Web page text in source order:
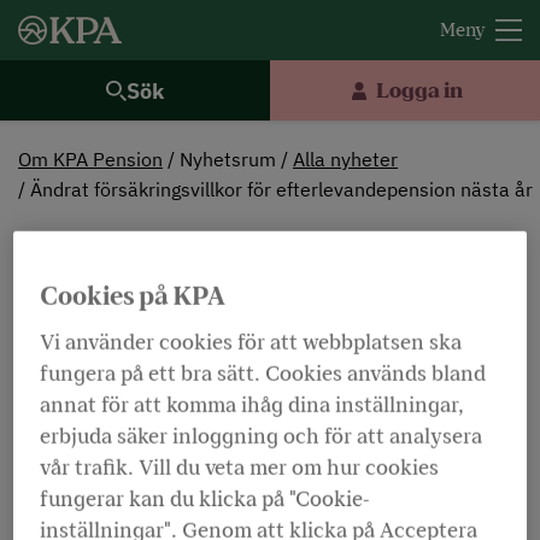
Sök Logga in
Om KPA Pension Nyhetsrum
Alla nyheter
Ändrat försäkringsvillkor för efterlevandepension nästa år
2019-11-05
Ändrat försäkringsvillkor
för efterlevandepension
nästa år
Dölj ordförklaringar Lyssna
Cookies på KPA
Vi använder cookies för att webbplatsen ska
fungera på ett bra sätt. Cookies används bland
annat för att komma ihåg dina inställningar,
erbjuda säker inloggning och för att analysera
vår trafik. Vill du veta mer om hur cookies
fungerar kan du klicka på "Cookie-
inställningar". Genom att klicka på Acceptera